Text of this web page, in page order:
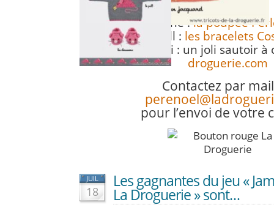
Elles gagnent…
Line :la poupée
Katell : les bracelets
Corinne Salvi : un joli sautoir
droguerie.com
Contactez par
pour l’envoi de votre
JUIL
18
Les gagnantes du jeu «
La Droguerie » sont…